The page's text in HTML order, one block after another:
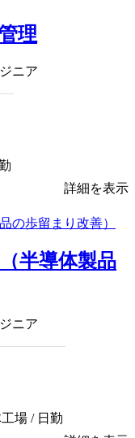
理
ニア
詳細を表示
半導体製品
ニア
場 / 日勤